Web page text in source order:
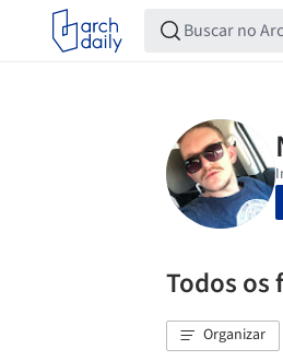
Todos os
Organizar